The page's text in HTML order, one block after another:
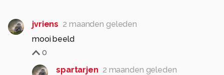
jvriens 2 maanden geleden
mooi beeld
0
spartarjen 2 maanden geleden